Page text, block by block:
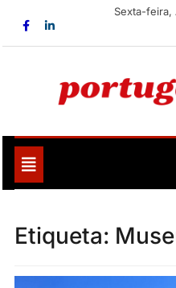
Sexta-feira,
Toggle
navigation
Etiqueta: